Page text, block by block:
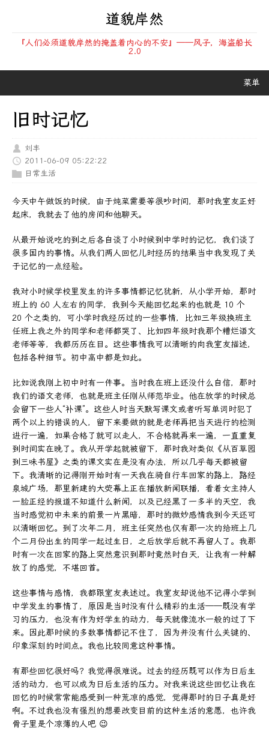
道貌岸然
『人们必须道貌岸然的掩盖着内心的不安』——风子，海盗船长
2.0
菜单
旧时记忆
刘丰
2011-06-09 05:22:22
日常生活
今天中午做饭的时候，由于炖菜需要等很吵时间，那时我室友正好
起床，我就去了他的房间和他聊天。
从最开始说吃的到之后各自谈了小时候到中学时的记忆，我们谈了
很多国内的事情。从我们两人回忆儿时经历的结果当中我发现了关
于记忆的一点经验。
我对小时候学校里发生的许多事情都记忆犹新，从小学开始，那时
班上的 60 人左右的同学，我到今天能回忆起来的也就是 10 个
20 个之类的，可小学时我经历过的一些事情，比如三年级换班主
任班上我之外的同学和老师都哭了、比如四年级时我那个糟烂语文
老师等等，我都历历在目。这些事情我可以清晰的向我室友描述，
包括各种细节。初中高中都是如此。
比如说我刚上初中时有一件事。当时我在班上还没什么自信，那时
我们的语文老师，也就是班主任刚从师范毕业。他在放学的时候总
会留下一些人“补课”。这些人时当天默写课文或者听写单词时犯了
两个以上的错误的人，留下来要做的就是老师再把当天进行的检测
进行一遍，如果合格了就可以走人，不合格就再来一遍，一直重复
到时间实在晚了。我从开学起就被留下，那时我对类似《从百草园
到三味书屋》之类的课文实在是没有办法，所以几乎每天都被留
下。我清晰的记得刚开始时有一天我在骑自行车回家的路上，路经
泉城广场，那里新建的大荧幕上正在播放新闻联播，看着女主持人
一脸正经的报道不知道什么新闻，以及已经黑了一多半的天空，我
当时感觉初中未来的前景一片黑暗，那时的微妙感情我到今天还可
以清晰回忆。到了次年二月，班主任突然也仅有那一次的给班上几
个二月份出生的同学一起过生日，之后放学后就不再留人了。我那
时有一次在回家的路上突然意识到那时竟然时白天，让我有一种解
放了的感觉，不堪回首。
这些事情与感情，我都跟室友表述过。我室友却说他不记得小学到
中学发生的事情了，原因是当时没有什么精彩的生活——既没有学
习的压力，也没有作为好学生的动力，每天就像流水一般的过了下
来。因此那时候的多数事情都记不住了，因为并没有什么关键的、
印象深刻的时间点。我也比较同意这种事情。
有那些回忆很好吗？我觉得很难说。过去的经历既可以作为日后生
活的动力，也可以成为日后生活的压力。对我来说这些回忆让我在
回忆的时候常常能感受到一种荒凉的感觉，觉得那时的日子真是好
啊。不过我也没有强烈的想要改变目前的这种生活的意愿，也许我
骨子里是个凉薄的人吧 😉